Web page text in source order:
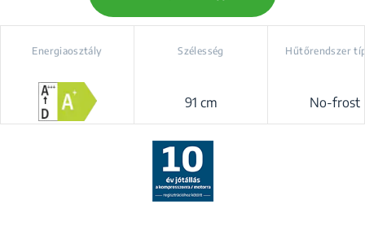
Energiaosztály Szélesség
91 cm
Hűtőrendszer
No-frost